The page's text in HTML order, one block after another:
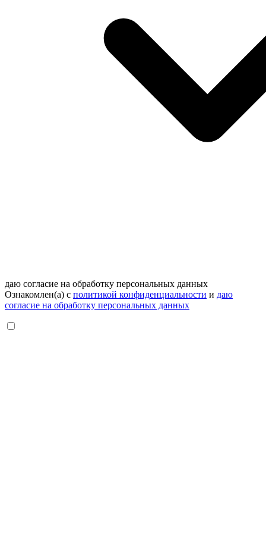
даю согласие на обработку персональных данных
Ознакомлен(а) с политикой конфиденциальности и даю
согласие на обработку персональных данных